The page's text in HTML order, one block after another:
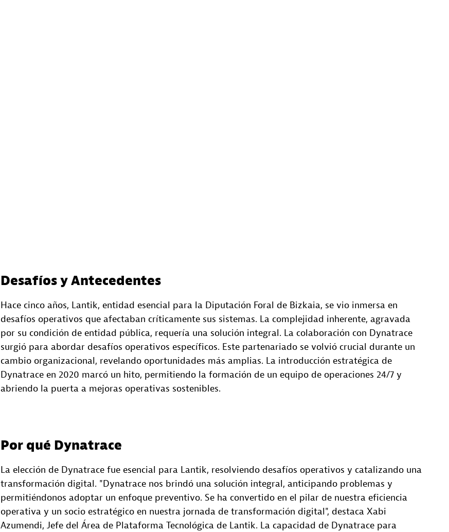
Desafíos y Antecedentes
Hace cinco años, Lantik, entidad esencial para la Diputación Foral de Bizkaia, se vio inmersa en
desafíos operativos que afectaban críticamente sus sistemas. La complejidad inherente, agravada
por su condición de entidad pública, requería una solución integral. La colaboración con Dynatrace
surgió para abordar desafíos operativos específicos. Este partenariado se volvió crucial durante un
cambio organizacional, revelando oportunidades más amplias. La introducción estratégica de
Dynatrace en 2020 marcó un hito, permitiendo la formación de un equipo de operaciones 24/7 y
abriendo la puerta a mejoras operativas sostenibles.
Por qué Dynatrace
La elección de Dynatrace fue esencial para Lantik, resolviendo desafíos operativos y catalizando una
transformación digital. "Dynatrace nos brindó una solución integral, anticipando problemas y
permitiéndonos adoptar un enfoque preventivo. Se ha convertido en el pilar de nuestra eficiencia
operativa y un socio estratégico en nuestra jornada de transformación digital", destaca Xabi
Azumendi, Jefe del Área de Plataforma Tecnológica de Lantik. La capacidad de Dynatrace para